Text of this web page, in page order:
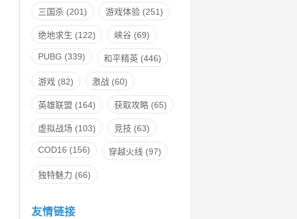
三国杀 (201) 游戏体验 (251)
绝地求生 (122) 峡谷 (69)
PUBG (339) 和平精英 (446)
游戏 (82) 激战 (60)
英雄联盟 (164) 获取攻略 (65)
虚拟战场 (103) 竞技 (63)
COD16 (156) 穿越火线 (97)
独特魅力 (66)
友情链接